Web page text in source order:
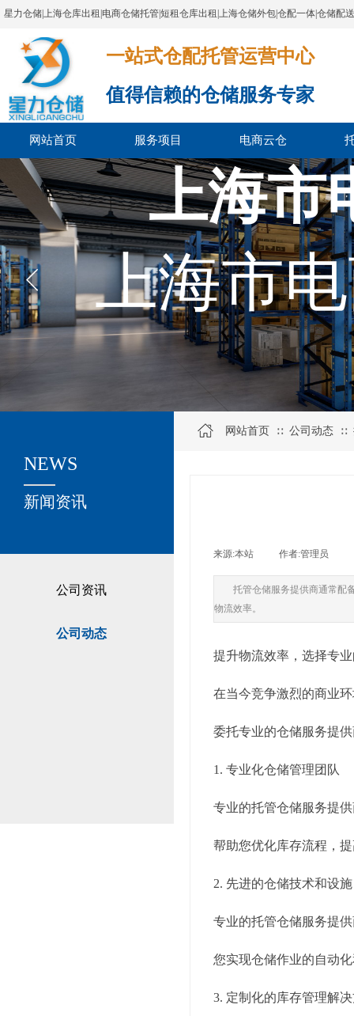
星力仓储|上海仓库出租|电商仓储托管|短租仓库出租|上海仓储外包|仓配一体|仓储配
一站式仓配托管运营中心​​​​​​​​​​​​​​​​​
值得信赖的仓储服务专家
网站首页 服务项目 电商云仓
上海市
上海市
公司资讯
公司动态
关于我们
新闻资讯
NEWS
网站首页 ∷ 公司动态 ∷
来源:本站 作者:管理员
托管仓储服务提供商通常配
物流效率。
提升物流效率，选择专
在当今竞争激烈的商业
委托专业的仓储服务提
1. 专业化仓储管理团队
专业的托管仓储服务提
帮助您优化库存流程，
2. 先进的仓储技术和设施
专业的托管仓储服务提
您实现仓储作业的自动
3. 定制化的库存管理解